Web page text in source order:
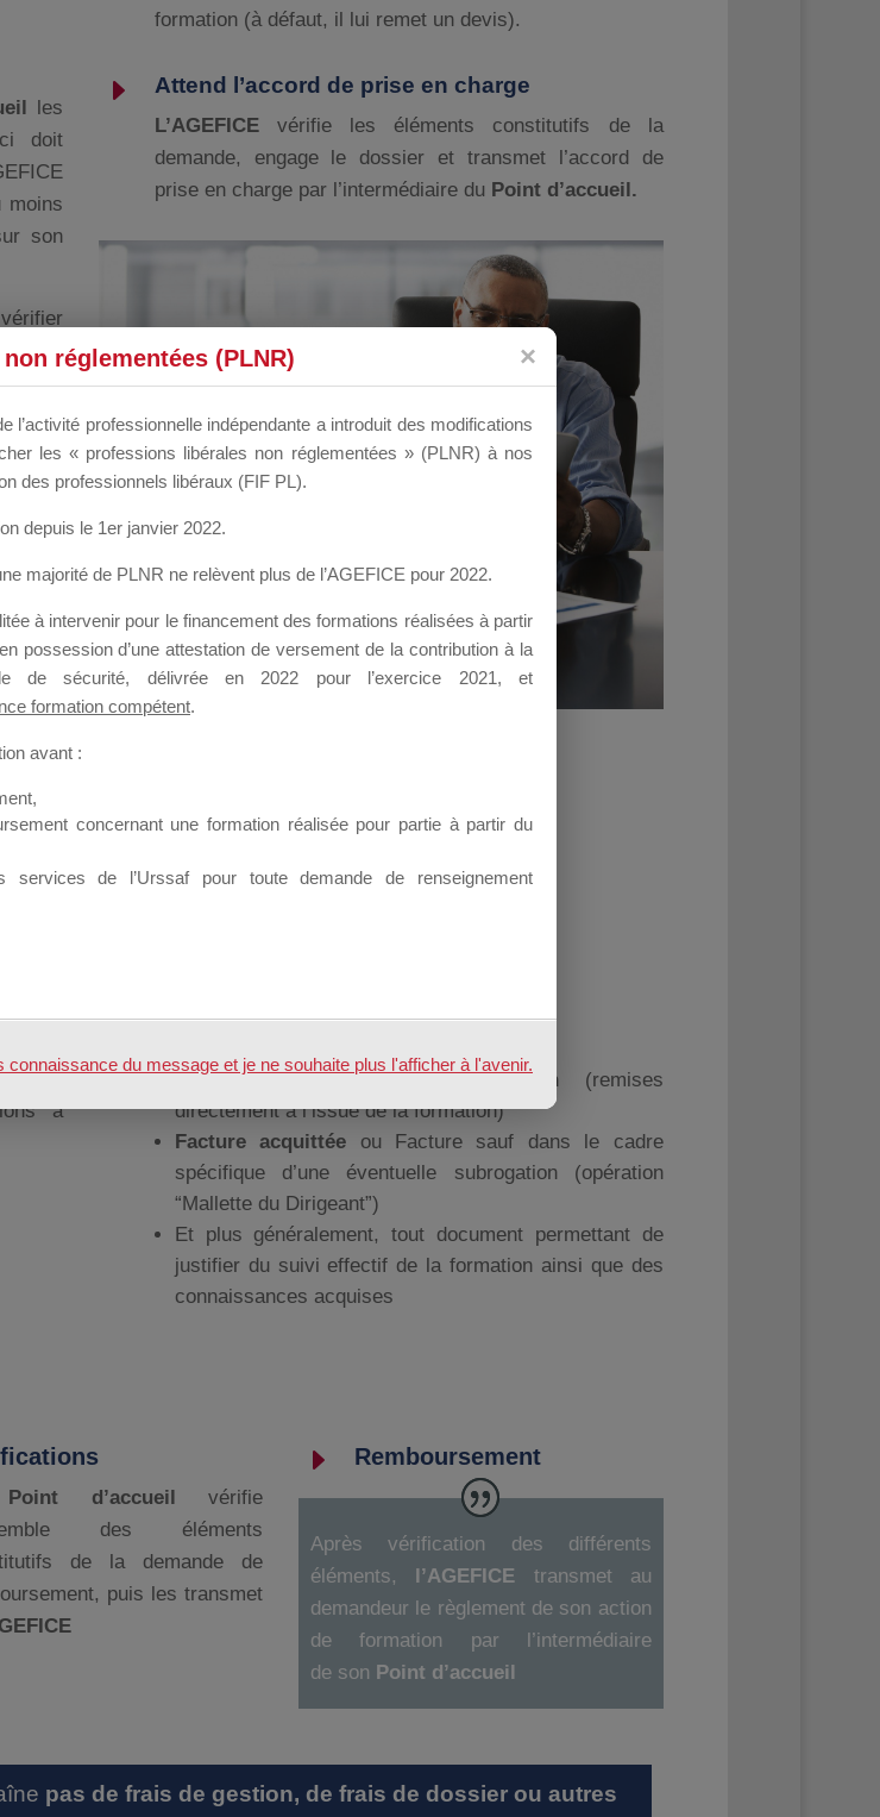
les
doit
moins
son
de le
de
a fait
sur
et le
à
formation (à défaut, il lui remet un devis).
E Attend l’accord de prise en charge
L’AGEFICE vérifie les éléments constitutifs de la
demande, engage le dossier et transmet l’accord de
prise en charge par l’intermédiaire du Point d’accueil.
différents
à
E
Attestations de fin de formation (remises
directement à l’issue de la formation)
Facture acquittée ou Facture sauf dans le cadre
spécifique d’une éventuelle subrogation (opération
“Mallette du Dirigeant”)
Et plus généralement, tout document permettant de
justifier du suivi effectif de la formation ainsi que des
connaissances acquises
Point d’accueil vérifie
des éléments
de la demande de
puis les transmet
E Remboursement
Après vérification des différents
éléments,
l’AGEFICE transmet au
demandeur le règlement de son action
de formation par l’intermédiaire
de son Point d’accueil
pas de frais de gestion, de frais de dossier ou autres
réglementées (PLNR)
l’activité professionnelle indépendante a introduit des modifications
les « professions libérales non réglementées » (PLNR) à nos
des professionnels libéraux (FIF PL).
depuis le 1er janvier 2022.
majorité de PLNR ne relèvent plus de l’AGEFICE pour 2022.
à intervenir pour le financement des formations réalisées à partir
possession d’une attestation de versement de la contribution à la
de sécurité, délivrée en 2022 pour l’exercice 2021, et
formation compétent.
avant :
concernant une formation réalisée pour partie à partir du
de l’Urssaf pour toute demande de renseignement
connaissance du message et je ne souhaite plus l'afficher à l'avenir.